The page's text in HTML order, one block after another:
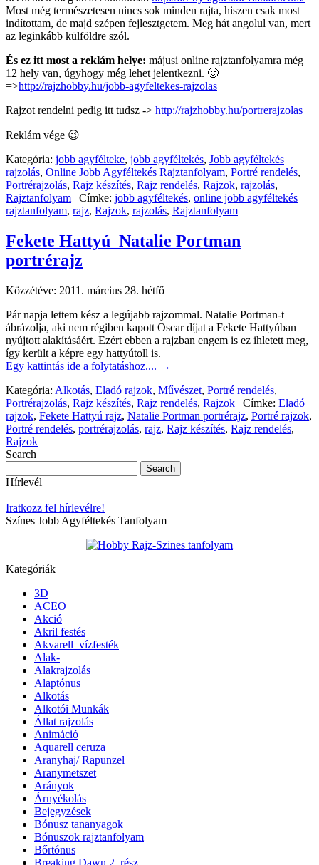
Most még természetesen nincs sok minden rajta, hiszen csak most
indítottam, de majd szépen fejlesztgetem. Meg hát angolul van, mert
az leginkább külföldre szól.
És ez itt most a reklám helye: májusi online rajztanfolyamra még
12 hely van, úgyhogy még lehet jelentkezni. 🙂
=>http://rajzhobby.hu/jobb-agyfeltekes-rajzolas
Rajzot rendelni pedig itt tudsz -> http://rajzhobby.hu/portrerajzolas
Reklám vége 😉
Kategória: jobb agyfélteke, jobb agyféltekés, Jobb agyféltekés
rajzolás, Online Jobb Agyféltekés Rajztanfolyam, Portré rendelés,
Portrérajzolás, Rajz készítés, Rajz rendelés, Rajzok, rajzolás,
Rajztanfolyam | Címke: jobb agyféltekés, online jobb agyféltekés
rajztanfolyam, rajz, Rajzok, rajzolás, Rajztanfolyam
Fekete Hattyú_Natalie Portman
portrérajz
Közzétéve: 2011. március 28. hétfő
Pár napja lettem kész a legújabb rajzommal. Natalie Portman-t
ábrázolja, aki nem régiben kapott Oscar díjat a Fekete Hattyúban
nyújtott alakításáért. Ezért ebben a rajzban engem is ez ihletett meg,
így került a képre egy hattyútoll is.
Egy kattintás ide a folytatáshoz.... →
Kategória: Alkotás, Eladó rajzok, Művészet, Portré rendelés,
Portrérajzolás, Rajz készítés, Rajz rendelés, Rajzok | Címke: Eladó
rajzok, Fekete Hattyú rajz, Natalie Portman portrérajz, Portré rajzok,
Portré rendelés, portrérajzolás, rajz, Rajz készítés, Rajz rendelés,
Rajzok
Search
Hírlevél
Iratkozz fel hírlevélre!
Színes Jobb Agyféltekés Tanfolyam
Kategóriák
3D
ACEO
Akció
Akril festés
Akvarell_vízfesték
Alak-
Alakrajzolás
Alaptónus
Alkotás
Alkotói Munkák
Állat rajzolás
Animáció
Aquarell ceruza
Aranyhaj/ Rapunzel
Aranymetszet
Arányok
Árnyékolás
Bejegyzések
Bónusz tananyagok
Bónuszok rajztanfolyam
Bőrtónus
Breaking Dawn 2. rész